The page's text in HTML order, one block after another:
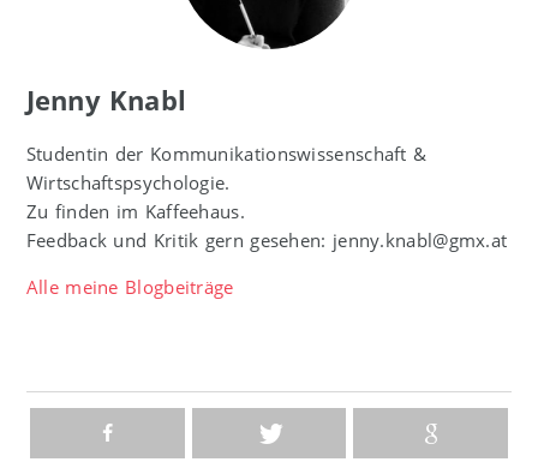
Jenny Knabl
Studentin der Kommunikationswissenschaft &
Wirtschaftspsychologie.
Zu finden im Kaffeehaus.
Feedback und Kritik gern gesehen: jenny.knabl@gmx.at
Alle meine Blogbeiträge